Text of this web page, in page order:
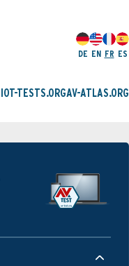
DE EN FR ES
IOT-TESTS.ORGAV-ATLAS.ORG